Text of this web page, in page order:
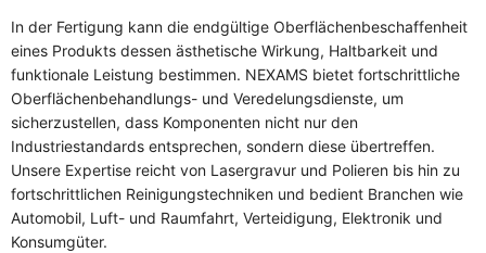
In der Fertigung kann die endgültige Oberflächenbeschaffenheit
eines Produkts dessen ästhetische Wirkung, Haltbarkeit und
funktionale Leistung bestimmen. NEXAMS bietet fortschrittliche
Oberflächenbehandlungs- und Veredelungsdienste, um
sicherzustellen, dass Komponenten nicht nur den
Industriestandards entsprechen, sondern diese übertreffen.
Unsere Expertise reicht von Lasergravur und Polieren bis hin zu
fortschrittlichen Reinigungstechniken und bedient Branchen wie
Automobil, Luft- und Raumfahrt, Verteidigung, Elektronik und
Konsumgüter.